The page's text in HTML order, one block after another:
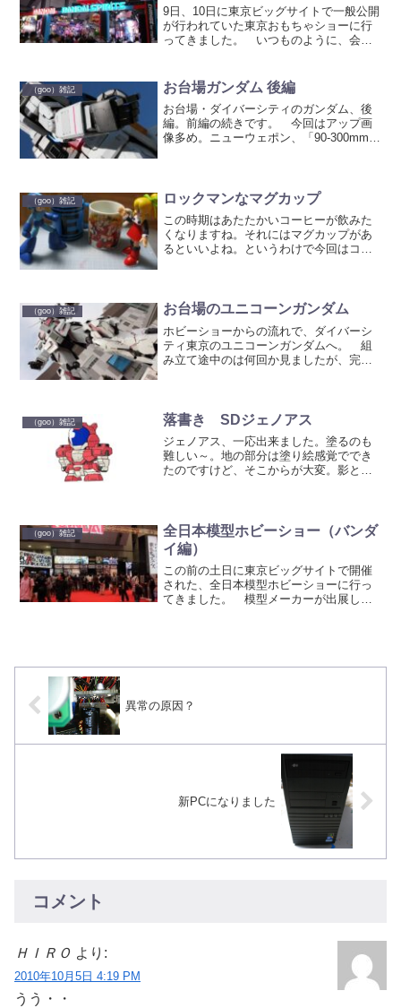
9日、10日に東京ビッグサイトで一般公開
が行われていた東京おもちゃショーに行
ってきました。 いつものように、会場
が大きくスペースを取っているフロアで
す。 入口入ってす...
（goo）雑記 お台場ガンダム 後編
お台場・ダイバーシティのガンダム、後
編。前編の続きです。 今回はアップ画
像多め。ニューウェポン、「90-300mm」
に・・・。 常時、目に赤いラン...
（goo）雑記 ロックマンなマグカップ
この時期はあたたかいコーヒーが飲みた
くなりますね。それにはマグカップがあ
るといいよね。というわけで今回はコト
缶マグカップ。 青...
（goo）雑記 お台場のユニコーンガンダム
ホビーショーからの流れで、ダイバーシ
ティ東京のユニコーンガンダムへ。 組
み立て途中のは何回か見ましたが、完成
ですが、ユニコーンモード...
（goo）雑記 落書き SDジェノアス
ジェノアス、一応出来ました。塗るのも
難しい～。地の部分は塗り絵感覚ででき
たのですけど、そこからが大変。影とか
た。
（goo）雑記
全日本模型ホビーショー（バンダ
イ編）
この前の土日に東京ビッグサイトで開催
された、全日本模型ホビーショーに行っ
てきました。 模型メーカーが出展し、
異常の原因？
新PCになりました
コメント
ＨＩＲＯ より:
2010年10月5日 4:19 PM
うう・・